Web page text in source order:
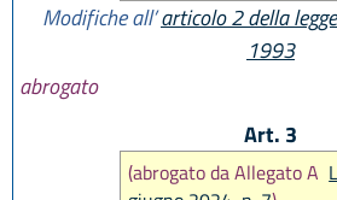
Modifiche all’articolo 2 della
1993
abrogato
Art. 3
(abrogato da Allegato A